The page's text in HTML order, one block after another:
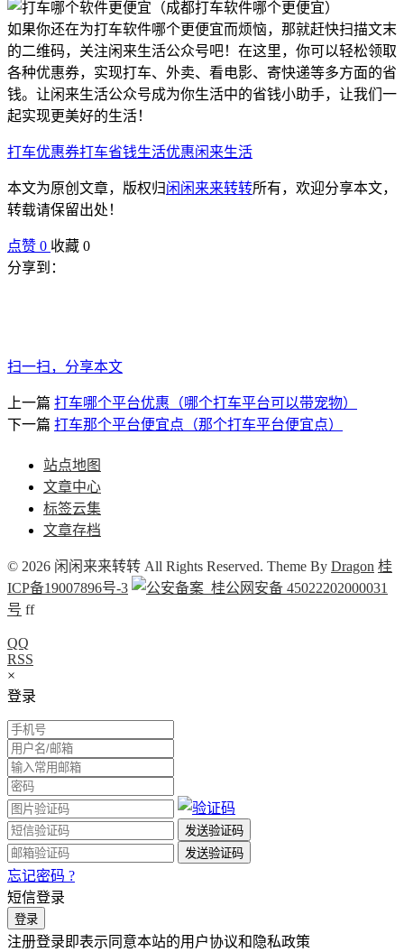
如果你还在为打车软件哪个更便宜而烦恼，那就赶快扫描文末
的二维码，关注闲来生活公众号吧！在这里，你可以轻松领取
各种优惠券，实现打车、外卖、看电影、寄快递等多方面的省
钱。让闲来生活公众号成为你生活中的省钱小助手，让我们一
起实现更美好的生活！
打车优惠券打车省钱生活优惠闲来生活
本文为原创文章，版权归闲闲来来转转所有，欢迎分享本文，
转载请保留出处！
点赞 0 收藏 0
分享到：
扫一扫，分享本文
上一篇 打车哪个平台优惠（哪个打车平台可以带宠物）
下一篇 打车那个平台便宜点（那个打车平台便宜点）
站点地图
文章中心
标签云集
文章存档
© 2026 闲闲来来转转 All Rights Reserved. Theme By Dragon 桂
ICP备19007896号-3
桂公网安备 45022202000031
号 ff
QQ
RSS
×
登录
忘记密码 ?
短信登录
注册登录即表示同意本站的用户协议和隐私政策